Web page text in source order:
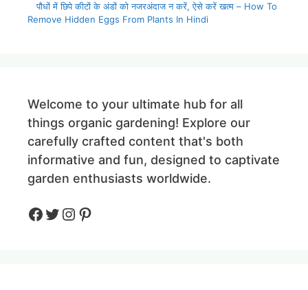
पौधों में छिपे कीटों के अंडों को नजरअंदाज न करें, ऐसे करें खत्म – How To
Remove Hidden Eggs From Plants In Hindi
Welcome to your ultimate hub for all
things organic gardening! Explore our
carefully crafted content that's both
informative and fun, designed to captivate
garden enthusiasts worldwide.
Facebook
Twitter
Instagram
Pinteres